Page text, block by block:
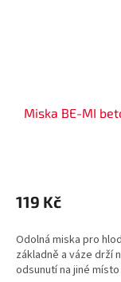
Miska BE-MI
119 Kč
Odolná miska pro
základně a váze drží
odsunutí na jiné